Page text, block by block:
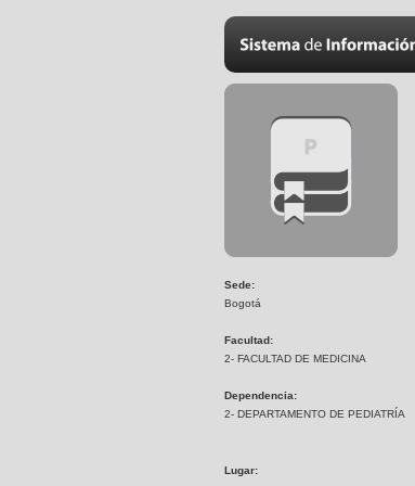
Sede:
Bogotá
Facultad:
2- FACULTAD DE MEDICINA
Dependencia:
2- DEPARTAMENTO DE PEDIATRÍA
Lugar: